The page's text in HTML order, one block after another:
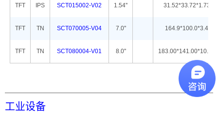
TFT IPS SCT015002-V02 1.54'' 31.52*33.72*1.73
TFT TN SCT070005-V04 7.0'' 164.9*100.0*3.4
TFT TN SCT080004-V01 8.0'' 183.00*141.00*10.26
工业设备